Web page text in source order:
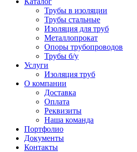
Трубы в изоляции
Трубы стальные
Изоляция для труб
Металлопрокат
Опоры трубопроводов
Трубы б/у
Услуги
Изоляция труб
О компании
Доставка
Оплата
Реквизиты
Наша команда
Портфолио
Документы
Контакты